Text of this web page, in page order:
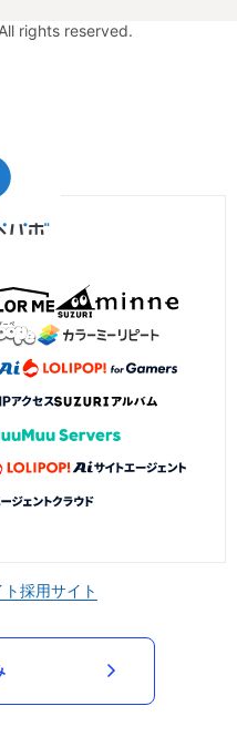
rights reserved.
採用サイト